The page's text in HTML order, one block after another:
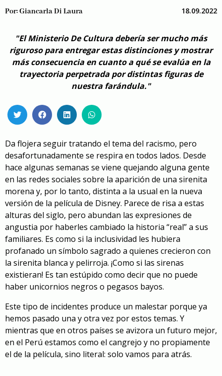
Por:Giancarla Di Laura 18.09.2022
"El Ministerio De Cultura debería ser mucho más
riguroso para entregar estas distinciones y mostrar
más consecuencia en cuanto a qué se evalúa en la
trayectoria perpetrada por distintas figuras de
nuestra farándula."
Da flojera seguir tratando el tema del racismo, pero
desafortunadamente se respira en todos lados. Desde
hace algunas semanas se viene quejando alguna gente
en las redes sociales sobre la aparición de una sirenita
morena y, por lo tanto, distinta a la usual en la nueva
versión de la película de Disney. Parece de risa a estas
alturas del siglo, pero abundan las expresiones de
angustia por haberles cambiado la historia “real” a sus
familiares. Es como si la inclusividad les hubiera
profanado un símbolo sagrado a quienes crecieron con
la sirenita blanca y pelirroja. ¡Como si las sirenas
existieran! Es tan estúpido como decir que no puede
haber unicornios negros o pegasos bayos.
Este tipo de incidentes produce un malestar porque ya
hemos pasado una y otra vez por estos temas. Y
mientras que en otros países se avizora un futuro mejor,
en el Perú estamos como el cangrejo y no propiamente
el de la película, sino literal: solo vamos para atrás.